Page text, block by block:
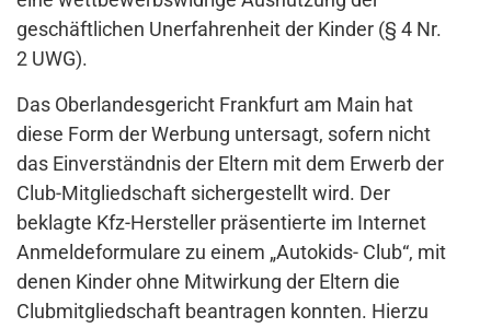
geschäftlichen Unerfahrenheit der Kinder (§ 4 Nr.
2 UWG).
Das Oberlandesgericht Frankfurt am Main hat
diese Form der Werbung untersagt, sofern nicht
das Einverständnis der Eltern mit dem Erwerb der
Club-Mitgliedschaft sichergestellt wird. Der
beklagte Kfz-Hersteller präsentierte im Internet
Anmeldeformulare zu einem „Autokids- Club“, mit
denen Kinder ohne Mitwirkung der Eltern die
Clubmitgliedschaft beantragen konnten. Hierzu